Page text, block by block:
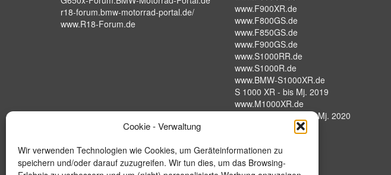
Cookie - Verwaltung
Wir verwenden Technologien wie Cookies, um Geräteinformationen zu
speichern und/oder darauf zuzugreifen. Wir tun dies, um das Browsing-
r18-forum.bmw-motorrad-portal.de/
www.R18-Forum.de
www.F900XR.de
www.F800GS.de
www.F850GS.de
www.F900GS.de
www.S1000RR.de
www.S1000R.de
www.BMW-S1000XR.de
S 1000 XR - bis Mj. 2019
www.M1000XR.de
S 1000 XR - K69 - Ab Mj. 2020
www.BMW-HP4.de